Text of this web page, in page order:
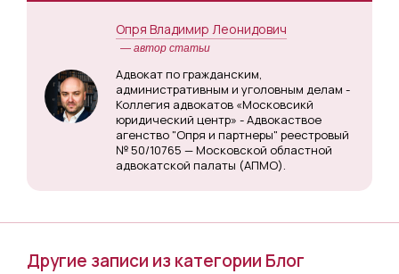
Опря Владимир Леонидович
— автор статьи
Адвокат по гражданским,
административным и уголовным делам -
Коллегия адвокатов «Московсикй
юридический центр» - Адвокаствое
агенство "Опря и партнеры" реестровый
№ 50/10765 — Московской областной
адвокатской палаты (АПМО).
Другие записи из категории Блог